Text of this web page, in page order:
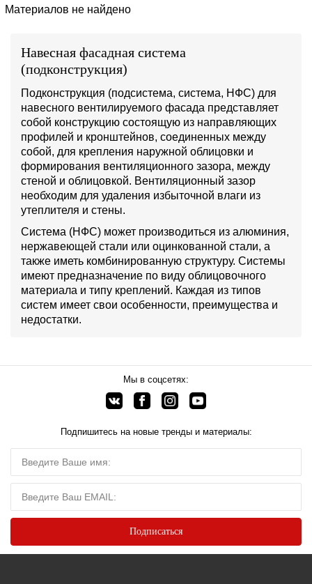
Материалов не найдено
Навесная фасадная система
(подконструкция)
Подконструкция (подсистема, система, НФС) для
навесного вентилируемого фасада представляет
собой конструкцию состоящую из направляющих
профилей и кронштейнов, соединенных между
собой, для крепления наружной облицовки и
формирования вентиляционного зазора, между
стеной и облицовкой. Вентиляционный зазор
необходим для удаления избыточной влаги из
утеплителя и стены.
Система (НФС) может производиться из алюминия,
нержавеющей стали или оцинкованной стали, а
также иметь комбинированную структуру. Системы
имеют предназначение по виду облицовочного
материала и типу креплений. Каждая из типов
систем имеет свои особенности, преимущества и
недостатки.
Мы в соцсетях:
Подпишитесь на новые тренды и материалы: